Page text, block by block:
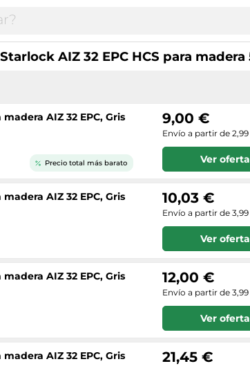
AIZ 32 EPC HCS para madera
AIZ 32 EPC, Gris
Precio total más barato
9,00 €
Envío a partir de
Ver oferta
AIZ 32 EPC, Gris 10,03 €
Envío a partir de
Ver oferta
AIZ 32 EPC, Gris 12,00 €
Envío a partir de
Ver oferta
AIZ 32 EPC, Gris 21,45 €